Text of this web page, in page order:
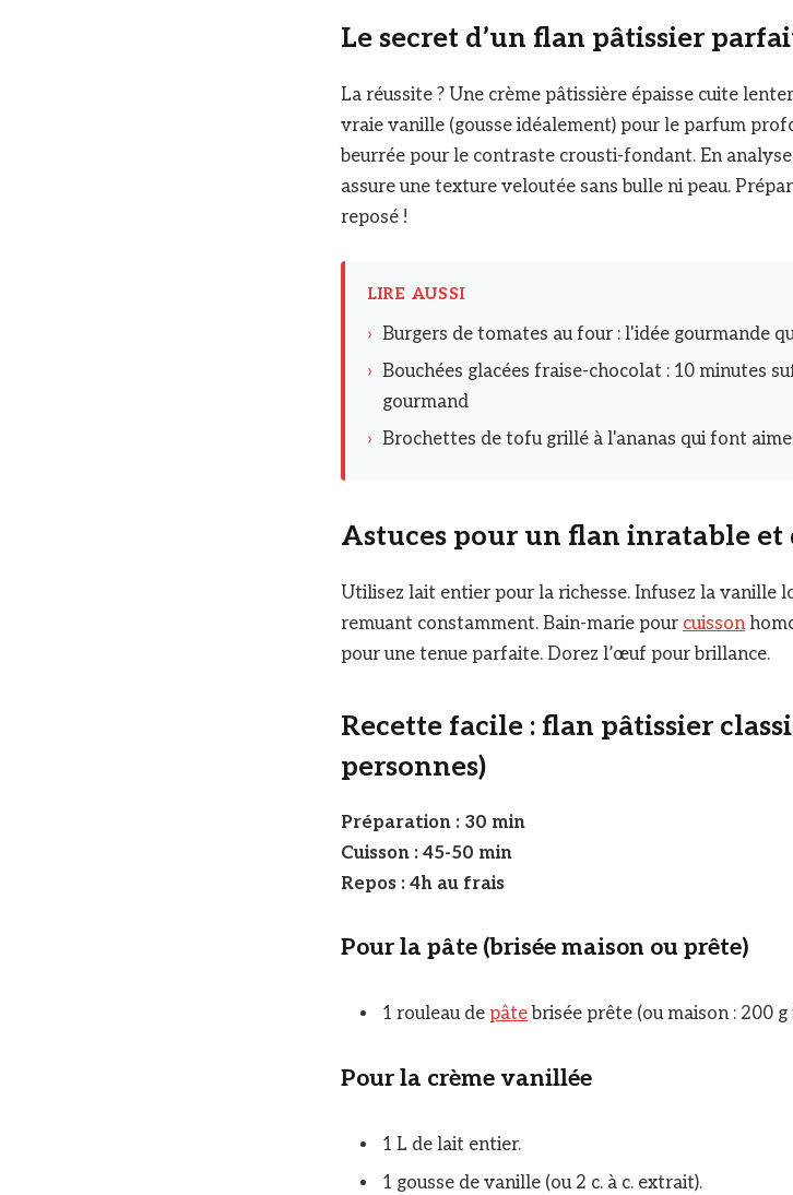
Le secret d’un flan pâtissier
La réussite ? Une crème pâtissière épaisse cuite
vraie vanille (gousse idéalement) pour le parfum
beurrée pour le contraste crousti-fondant. En
assure une texture veloutée sans bulle ni peau.
reposé !
LIRE AUSSI
› Burgers de tomates au four : l'idée gourmande
› Bouchées glacées fraise-chocolat : 10 minutes
gourmand
› Brochettes de tofu grillé à l'ananas qui font
Astuces pour un flan inratable et
Utilisez lait entier pour la richesse. Infusez la vanille
remuant constamment. Bain-marie pour cuisson
pour une tenue parfaite. Dorez l’œuf pour brillance.
Recette facile : flan pâtissier
personnes)
Préparation : 30 min
Cuisson : 45-50 min
Repos : 4h au frais
Pour la pâte (brisée maison ou prête)
1 rouleau de pâtebrisée prête (ou maison : 200 g
Pour la crème vanillée
1 L de lait entier.
1 gousse de vanille (ou 2 c. à c. extrait).